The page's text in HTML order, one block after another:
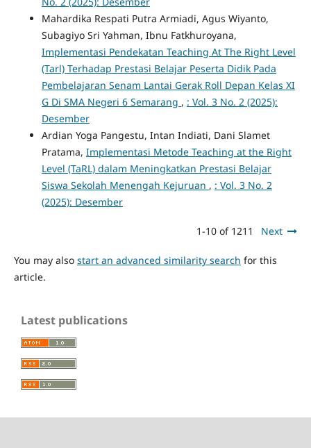
Mahardika Respati Putra Armiadi, Agus Wiyanto,
Subagiyo Sri Yahman, Ibnu Fatkhuroyana,
Implementasi Pendekatan Teaching At The Right Level
(Tarl) Terhadap Prestasi Belajar Peserta Didik Pada
Pembelajaran Senam Lantai Gerak Roll Depan Kelas XI
G Di SMA Negeri 6 Semarang , : Vol. 3 No. 2 (2025):
Desember
Ardian Yoga Pangestu, Intan Indiati, Dani Slamet
Pratama, Implementasi Metode Teaching at the Right
Level (TaRL) dalam Meningkatkan Prestasi Belajar
Siswa Sekolah Menengah Kejuruan , : Vol. 3 No. 2
(2025): Desember
1-10 of 1211 Next
You may also start an advanced similarity search for this
article.
Latest publications